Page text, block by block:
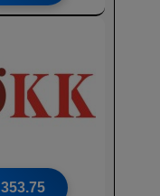
353.75